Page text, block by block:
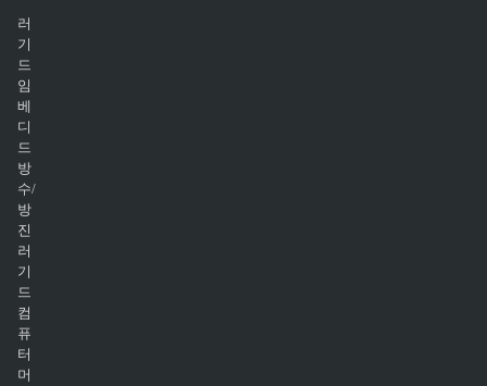
러
기
드
임
베
디
드
방
수/
방
진
러
기
드
컴
퓨
터
머